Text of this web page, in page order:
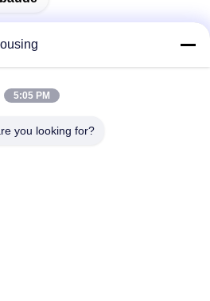
5:05 PM
you looking for?